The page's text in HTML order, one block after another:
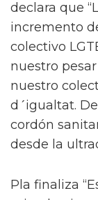
declara que
incremento
colectivo
nuestro
nuestro
d ́igualtat.
cordón
desde la
Pla finaliza